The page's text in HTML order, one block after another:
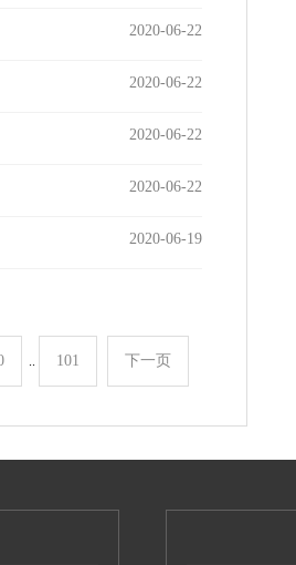
2020-06-22
2020-06-22
2020-06-22
2020-06-22
2020-06-19
.. 101 下一页